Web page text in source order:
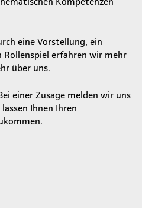
eine Vorstellung, ein
erfahren wir mehr
über uns.
einer Zusage melden wir uns
Ihnen Ihren